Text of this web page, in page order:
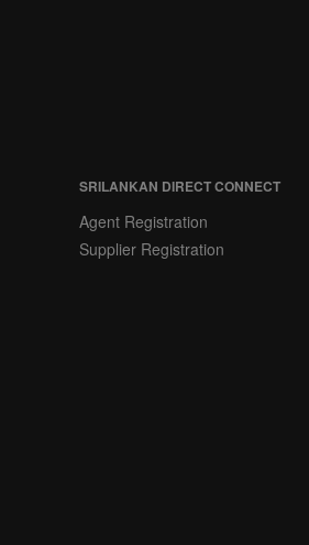
SRILANKAN DIRECT CONNECT
Agent Registration
Supplier Registration